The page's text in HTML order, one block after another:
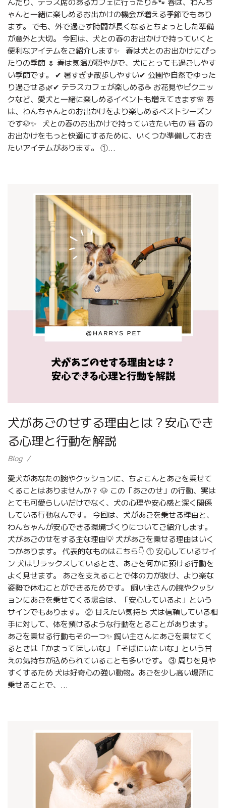
ゃんと一緒に楽しめるお出かけの機会が増える季節でもあり
ます。 でも、外で過ごす時間が長くなるとちょっとした準備
が意外と大切。 今回は、犬との春のお出かけで持っていくと
便利なアイテムをご紹介します✨ 春は犬とのお出かけにぴっ
たりの季節 🌷 春は気温が穏やかで、犬にとっても過ごしやす
い季節です。 ✔ 暑すぎず散歩しやすい✔ 公園や自然でゆった
り過ごせる🌿✔ テラスカフェが楽しめる☕ お花見やピクニッ
クなど、愛犬と一緒に楽しめるイベントも増えてきます🌸 春
は、わんちゃんとのお出かけをより楽しめるベストシーズン
です🐶✨ 犬との春のお出かけで持っていきたいもの 🎒 春の
お出かけをもっと快適にするために、いくつか準備しておき
たいアイテムがあります。 ①...
犬があごのせする理由とは？安心でき
る心理と行動を解説
Blog
愛犬があなたの腕やクッションに、ちょこんとあごを乗せて
くることはありませんか？ 🐶 この「あごのせ」の行動、実は
とても可愛らしいだけでなく、犬の心理や安心感と深く関係
している行動なんです。 今回は、犬があごを乗せる理由と、
わんちゃんが安心できる環境づくりについてご紹介します。
犬があごのせをする主な理由💡 犬があごを乗せる理由はいく
つかあります。 代表的なものはこちら👇 ① 安心しているサイ
ン 犬はリラックスしているとき、あごを何かに預ける行動を
よく見せます。 あごを支えることで体の力が抜け、より楽な
姿勢で休むことができるためです。 飼い主さんの腕やクッシ
ョンにあごを乗せてくる場合は、「安心しているよ」という
サインでもあります。 ② 甘えたい気持ち 犬は信頼している相
手に対して、体を預けるような行動をとることがあります。
あごを乗せる行動もその一つ✨ 飼い主さんにあごを乗せてく
るときは「かまってほしいな」「そばにいたいな」という甘
えの気持ちが込められていることも多いです。 ③ 周りを見や
すくするため 犬は好奇心の強い動物。あごを少し高い場所に
乗せることで、...